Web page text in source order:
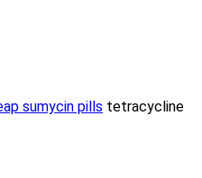
sumycin pills tetracycline